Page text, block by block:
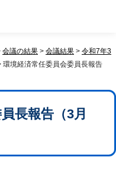
会議の結果 > 会議結果 > 令和7年3
環境経済常任委員会委員長報告
長報告（3月